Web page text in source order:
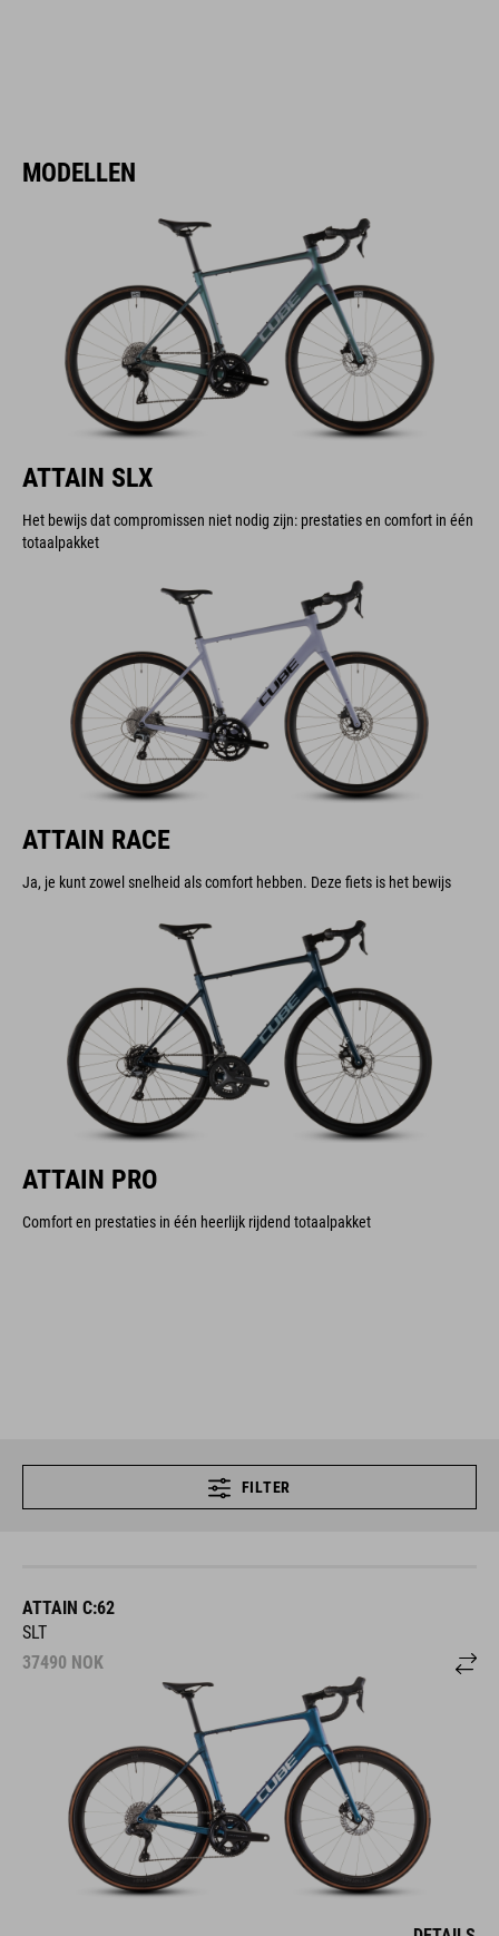
MODELLEN
ATTAIN SLX
Het bewijs dat compromissen niet nodig zijn: prestaties en comfort in één
totaalpakket
ATTAIN RACE
Ja, je kunt zowel snelheid als comfort hebben. Deze fiets is het bewijs
ATTAIN PRO
Comfort en prestaties in één heerlijk rijdend totaalpakket
FILTER
ATTAIN C:62
SLT
37490 NOK